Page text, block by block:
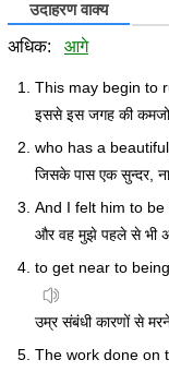
उदाहरण वाक्य
अधिक: आगे
This may begin to
इससे इस जगह की
who has a
जिसके पास एक सुन्दर,
And I felt him to be
और वह मुझे पहले से भी
to get near to being
उम्र संबंधी कारणों से
The work done on